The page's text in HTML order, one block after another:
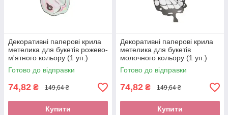
Декоративні паперові крила
метелика для букетів рожево-
м'ятного кольору (1 уп.)
Готово до відправки
74,82 ₴ 149,64 ₴
Купити
Декоративні паперові крила
метелика для букетів
молочного кольору (1 уп.)
Готово до відправки
74,82 ₴ 149,64 ₴
Купити